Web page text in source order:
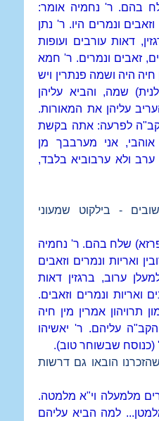
בהם. ר' נחמיה אומר:
ונמרים היו. ר' נתן
דאות עורבים ועופות
זאבים ונמרים. ר' חמא
חיה היה ושמה פנתרין ויש
שמה, והביא עליהן
עליהן את המאורות.
לפרעה: אתה בקשת
אני מערבבך מן
ולא ערבוביא בלבד,
- בילקוט שמעוני
שלח בהם. ר' נחמיה
ואריות ונמרים וזאבים
ערוב, ברגזין דאות
ואריות ונמרים וזאבים.
תרויהון אמרין מין חיה
עליהם. ר' יאשיהו
(כנוסח שבשוחר טוב).
הובאו גם דרשות
מלמעלה וי"א מלמטה.
למה הביא עליהם